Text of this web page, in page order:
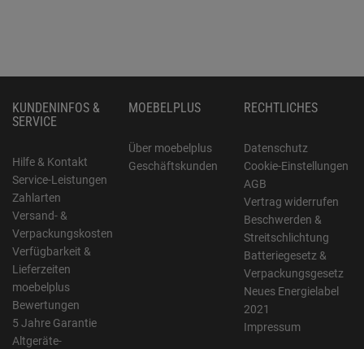
KUNDENINFOS &
SERVICE
Hilfe & Kontakt
Service-Leistungen
Zahlarten
Versand- &
Verpackungskosten
Verfügbarkeit &
Lieferzeiten
moebelplus
Bewertungen
5 Jahre Garantie
Altgeräte-
MOEBELPLUS
Über moebelplus
Geschäftskunden
RECHTLICHES
Datenschutz
Cookie-Einstellungen
AGB
Vertrag widerrufen
Beschwerden &
Streitschlichtung
Batteriegesetz &
Verpackungsgesetz
Neues Energielabel
2021
Impressum